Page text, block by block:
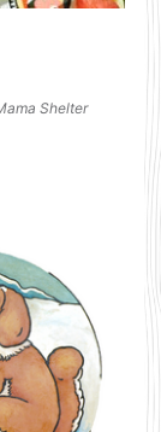
Shelter